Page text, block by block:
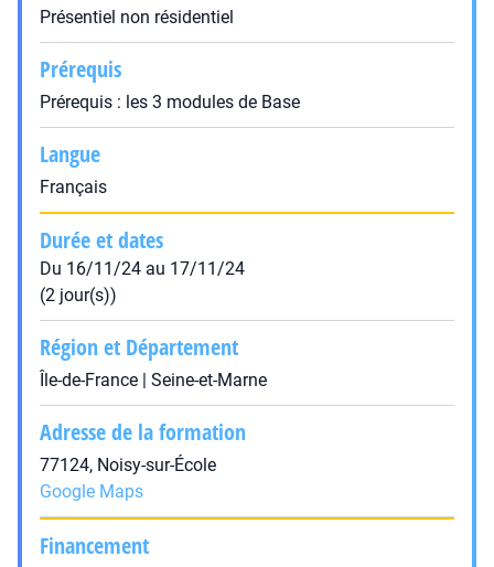
Présentiel non résidentiel
Prérequis
Prérequis : les 3 modules de Base
Langue
Français
Durée et dates
Du 16/11/24 au 17/11/24
(2 jour(s))
Région et Département
Île-de-France | Seine-et-Marne
Adresse de la formation
77124, Noisy-sur-École
Google Maps
Financement